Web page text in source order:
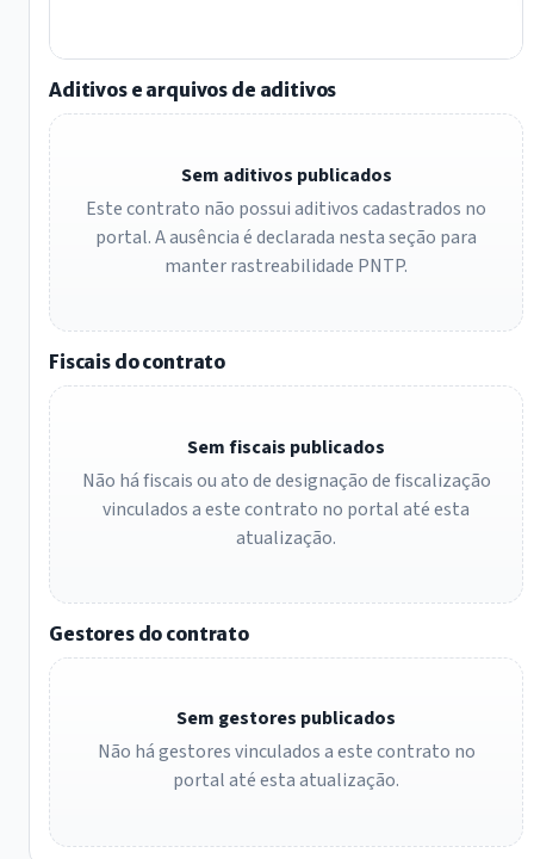
Aditivos e arquivos de aditivos
Sem aditivos publicados
Este contrato não possui aditivos cadastrados no
portal. A ausência é declarada nesta seção para
manter rastreabilidade PNTP.
Fiscais do contrato
Sem fiscais publicados
Não há fiscais ou ato de designação de fiscalização
vinculados a este contrato no portal até esta
atualização.
Gestores do contrato
Sem gestores publicados
Não há gestores vinculados a este contrato no
portal até esta atualização.